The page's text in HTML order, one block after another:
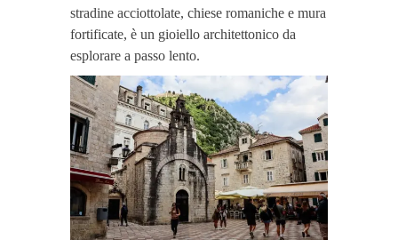
stradine acciottolate, chiese romaniche e mura
fortificate, è un gioiello architettonico da
esplorare a passo lento.